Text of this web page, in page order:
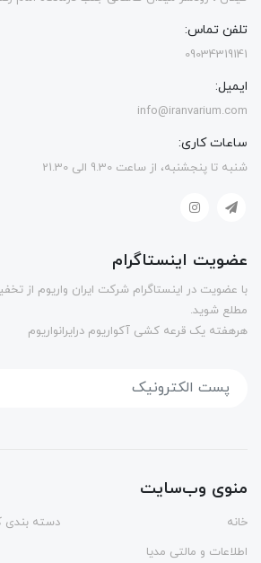
تلفن تماس:
09034319141
ایمیل:
info@iranvarium.com
ساعات کاری:
شنبه تا پنجشنبه، از ساعت 9.30 الی 21.30
عضویت اینستاگرام
با عضویت در اینستاگرام شرکت ایران واریوم از
مطلع شوید.
هرهفته یک قرعه کشی آکواریوم درایرانواریوم
منوی وب‌سایت
خانه
دسته بندی
اطلاعات و مالتی مدیا